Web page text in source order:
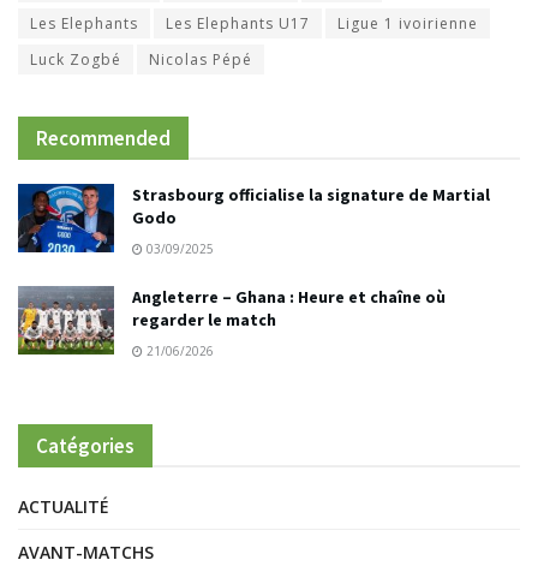
Les Elephants
Les Elephants U17
Ligue 1 ivoirienne
Luck Zogbé
Nicolas Pépé
Recommended
Strasbourg officialise la signature de Martial
Godo
03/09/2025
Angleterre – Ghana : Heure et chaîne où
regarder le match
21/06/2026
Catégories
ACTUALITÉ
AVANT-MATCHS